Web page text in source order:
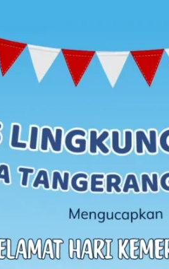
buat iseng-iseng, eh ternyata malah
jadi peluang bisnis yang
menguntungkan? ...
Dari Iseng Jadi Cuan: Kisah
TUM_ATUL yang Ubah
Hampers Jadi Bisnis Kece